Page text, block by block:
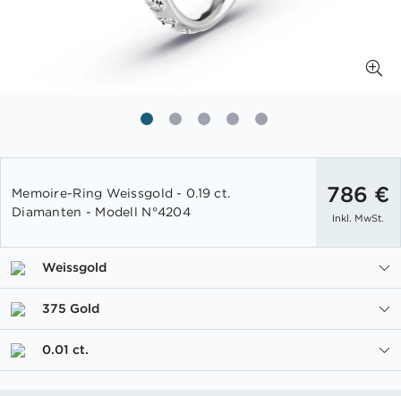
der
Bildgalerie
Memoire-Ring Weissgold - 0.19 ct.
Diamanten - Modell N°4204
786 €
Inkl. MwSt.
Weissgold
375 Gold
0.01 ct.